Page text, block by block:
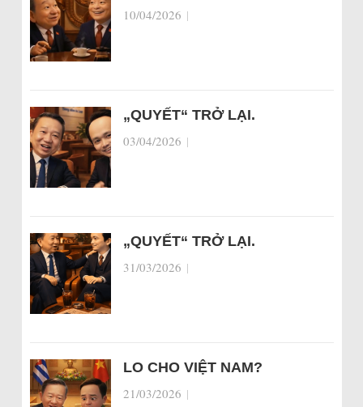
10/04/2026 |
„QUYẾT“ TRỞ LẠI.
03/04/2026 |
„QUYẾT“ TRỞ LẠI.
31/03/2026 |
LO CHO VIỆT NAM?
21/03/2026 |